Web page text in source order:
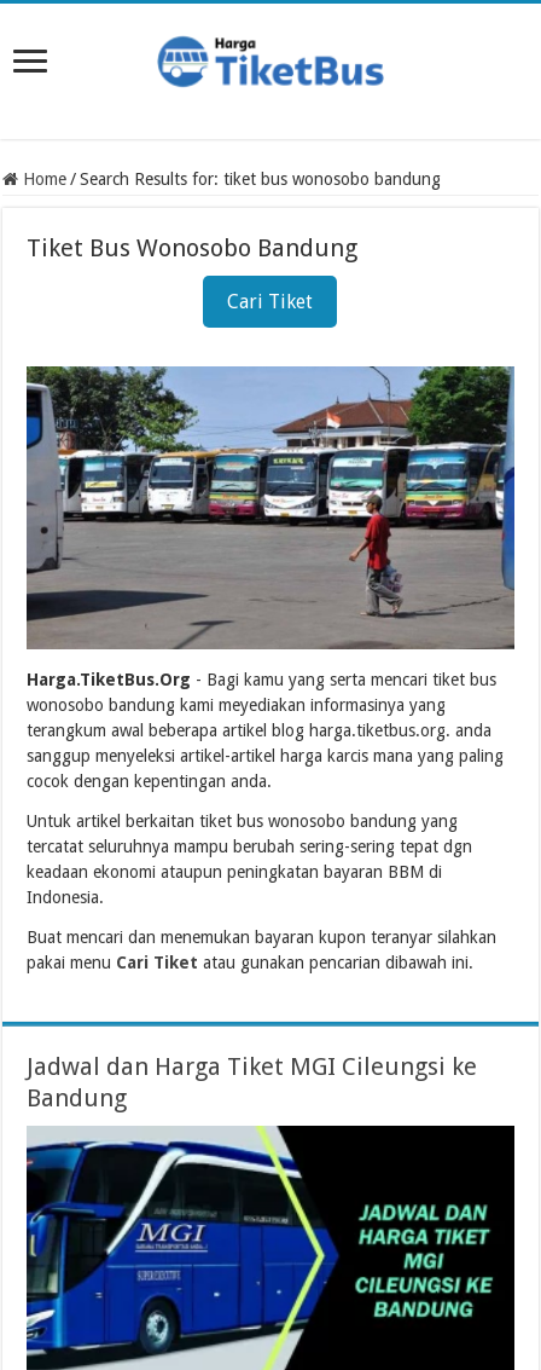
Home / Search Results for: tiket bus wonosobo bandung
Tiket Bus Wonosobo Bandung
Cari Tiket
Harga.TiketBus.Org - Bagi kamu yang serta mencari tiket bus
wonosobo bandung kami meyediakan informasinya yang
terangkum awal beberapa artikel blog harga.tiketbus.org. anda
sanggup menyeleksi artikel-artikel harga karcis mana yang paling
cocok dengan kepentingan anda.
Untuk artikel berkaitan tiket bus wonosobo bandung yang
tercatat seluruhnya mampu berubah sering-sering tepat dgn
keadaan ekonomi ataupun peningkatan bayaran BBM di
Indonesia.
Buat mencari dan menemukan bayaran kupon teranyar silahkan
pakai menu Cari Tiket atau gunakan pencarian dibawah ini.
Jadwal dan Harga Tiket MGI Cileungsi ke
Bandung